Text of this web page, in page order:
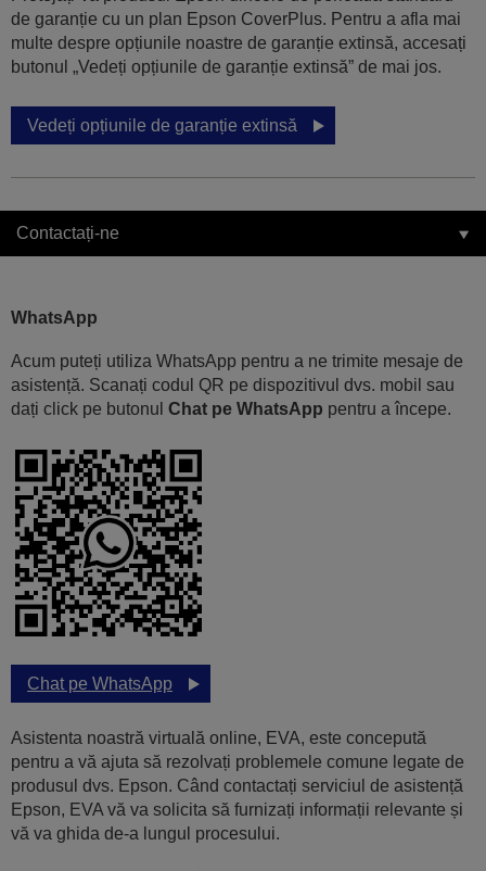
de garanție cu un plan Epson CoverPlus. Pentru a afla mai
multe despre opțiunile noastre de garanție extinsă, accesați
butonul „Vedeți opțiunile de garanție extinsă” de mai jos.
Vedeți opțiunile de garanție extinsă
Contactați-ne
WhatsApp
Acum puteți utiliza WhatsApp pentru a ne trimite mesaje de
asistență. Scanați codul QR pe dispozitivul dvs. mobil sau
dați click pe butonul Chat pe WhatsApp pentru a începe.
Chat pe WhatsApp
Asistenta noastră virtuală online, EVA, este concepută
pentru a vă ajuta să rezolvați problemele comune legate de
produsul dvs. Epson. Când contactați serviciul de asistență
Epson, EVA vă va solicita să furnizați informații relevante și
vă va ghida de-a lungul procesului.